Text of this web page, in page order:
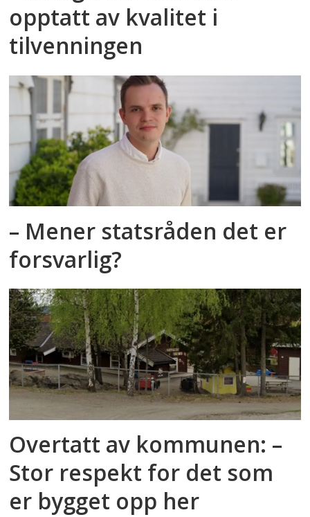
opptatt av kvalitet i
tilvenningen
– Mener statsråden det er
forsvarlig?
Overtatt av kommunen: –
Stor respekt for det som
er bygget opp her